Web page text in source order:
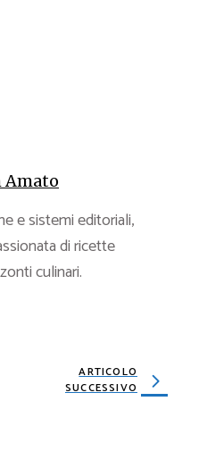
Amato
e sistemi editoriali,
di ricette
culinari.
ARTICOLO
SUCCESSIVO